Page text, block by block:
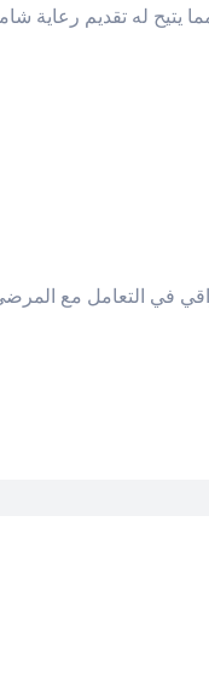
له تقديم رعاية
في التعامل مع